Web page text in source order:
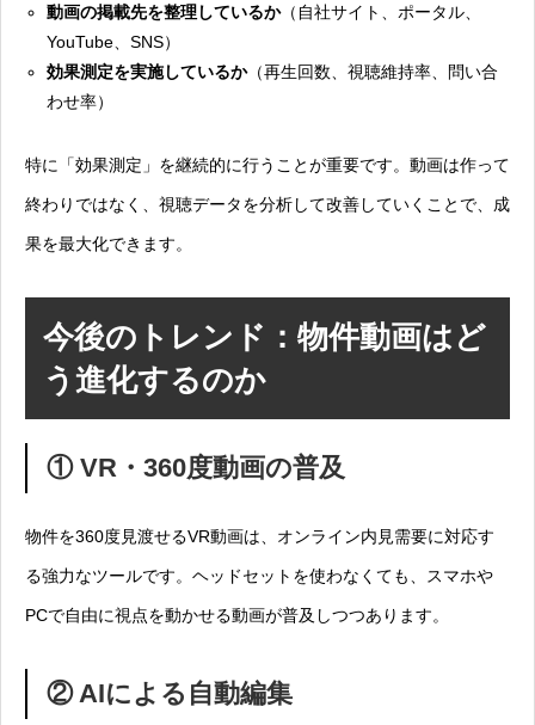
動画の掲載先を整理しているか（自社サイト、ポータル、
YouTube、SNS）
効果測定を実施しているか（再生回数、視聴維持率、問い合
わせ率）
特に「効果測定」を継続的に行うことが重要です。動画は作って
終わりではなく、視聴データを分析して改善していくことで、成
果を最大化できます。
今後のトレンド：物件動画はど
う進化するのか
① VR・360度動画の普及
物件を360度見渡せるVR動画は、オンライン内見需要に対応す
る強力なツールです。ヘッドセットを使わなくても、スマホや
PCで自由に視点を動かせる動画が普及しつつあります。
② AIによる自動編集